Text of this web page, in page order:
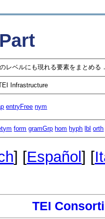
レベルにも現れる要素をまとめる
Infrastructure
entryFree nym
form gramGrp hom hyph lbl orth
] [Español ] [
TEI